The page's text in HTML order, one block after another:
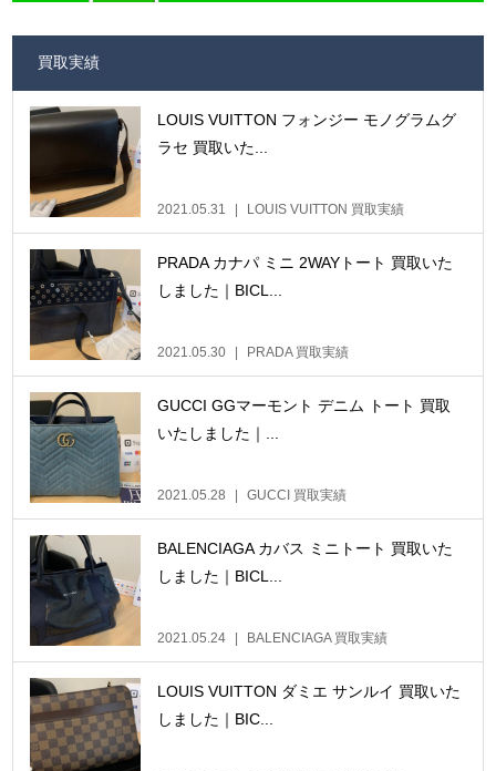
買取実績
LOUIS VUITTON フォンジー モノグラムグ
ラセ 買取いた...
2021.05.31 LOUIS VUITTON 買取実績
PRADA カナパ ミニ 2WAYトート 買取いた
しました｜BICL...
2021.05.30 PRADA 買取実績
GUCCI GGマーモント デニム トート 買取
いたしました｜...
2021.05.28 GUCCI 買取実績
BALENCIAGA カバス ミニトート 買取いた
しました｜BICL...
2021.05.24 BALENCIAGA 買取実績
LOUIS VUITTON ダミエ サンルイ 買取いた
しました｜BIC...